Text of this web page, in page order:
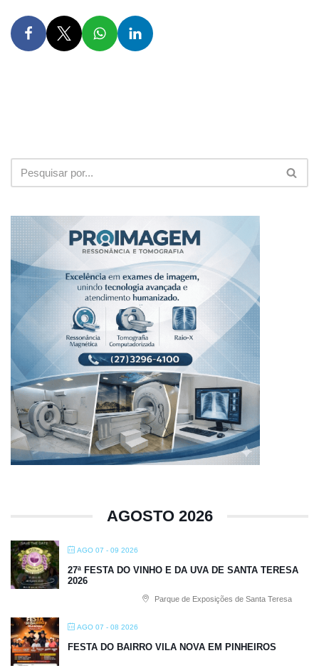
AGOSTO 2026
AGO 07 - 09 2026
27ª FESTA DO VINHO E DA UVA DE SANTA TERESA
2026
Parque de Exposições de Santa Teresa
AGO 07 - 08 2026
FESTA DO BAIRRO VILA NOVA EM PINHEIROS